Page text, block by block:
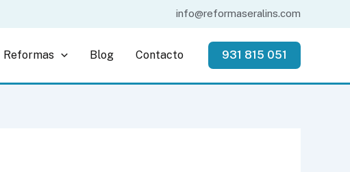
info@reformaseralins.com
Reformas Blog Contacto 931 815 051